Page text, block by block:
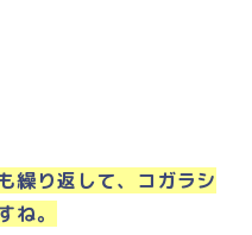
繰り返して、コガラシ
ね。